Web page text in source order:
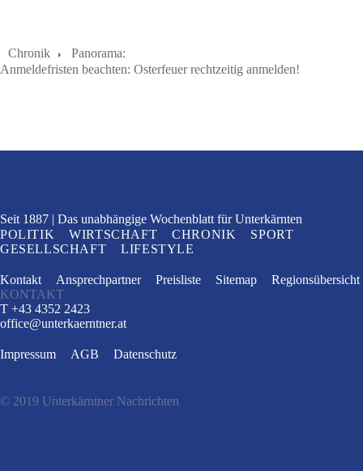
Chronik
Panorama:
Anmeldefristen beachten: Osterfeuer rechtzeitig anmelden!
Seit 1887 Das unabhängige Wochenblatt für Unterkärnten
POLITIK
WIRTSCHAFT CHRONIK
SPORT
GESELLSCHAFT
LIFESTYLE
Kontakt Ansprechpartner Preisliste Sitemap
Regionsübersicht
KONTAKT
T +43 4352 2423
office@unterkaerntner.at
Impressum AGB Datenschutz
© 2019 Unterkärntner Nachrichten